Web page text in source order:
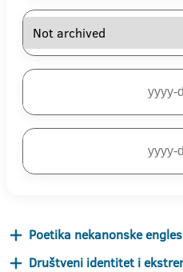
Poetika nekanonske
Društveni identitet i